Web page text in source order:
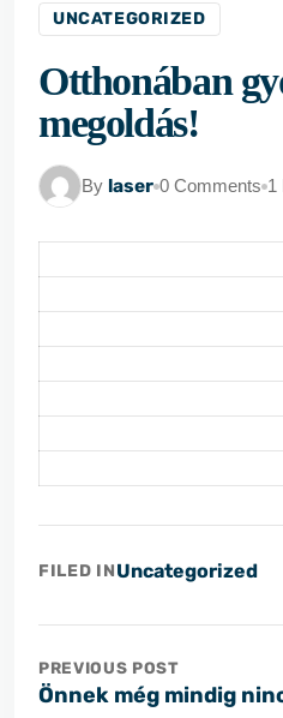
UNCATEGORIZED
Otthonában
megoldás!
By laser 0 Comments 1
FILED INUncategorized
PREVIOUS POST
Önnek még mindig